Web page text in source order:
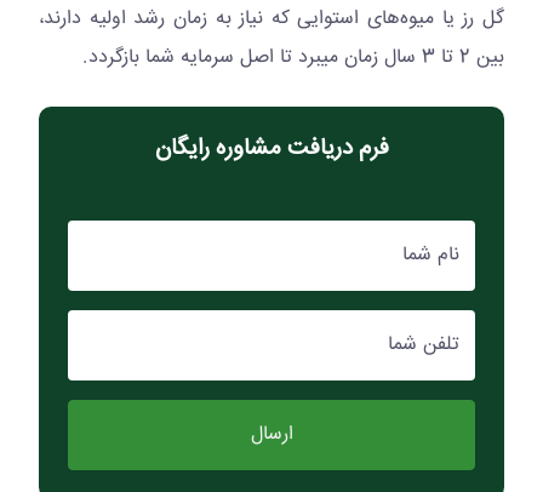
گل رز یا میوه‌های استوایی که نیاز به زمان رشد اولیه دارند،
بین 2 تا 3 سال زمان میبرد تا اصل سرمایه شما بازگردد.
فرم دریافت مشاوره رایگان
نام شما
تلفن شما
ارسال